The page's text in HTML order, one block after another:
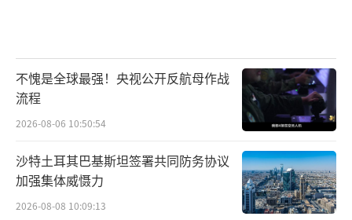
不愧是全球最强！央视公开反航母作战
流程
2026-08-06 10:50:54
沙特土耳其巴基斯坦签署共同防务协议
加强集体威慑力
2026-08-08 10:09:13